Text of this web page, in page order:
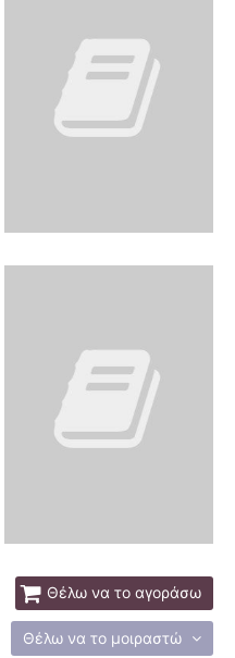
Θέλω να το αγοράσω
Θέλω να το μοιραστώ